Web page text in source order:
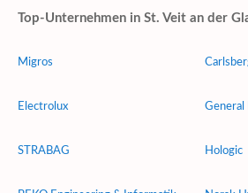
Top-Unternehmen in St. Veit an der
Migros
Electrolux
STRABAG
General
Hologic